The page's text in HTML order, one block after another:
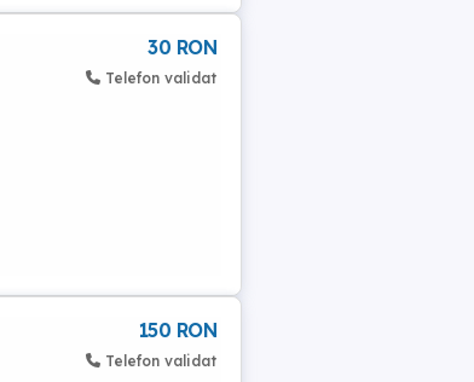
30 RON
Telefon validat
150 RON
Telefon validat